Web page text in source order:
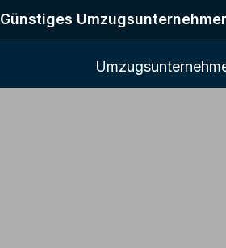
Günstiges